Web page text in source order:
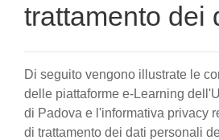
trattamento dei
Di seguito vengono illustrate le
delle piattaforme e-Learning
di Padova e l'informativa privacy
di trattamento dei dati personali